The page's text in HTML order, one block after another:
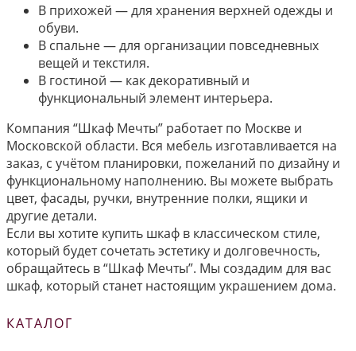
В прихожей — для хранения верхней одежды и
обуви.
В спальне — для организации повседневных
вещей и текстиля.
В гостиной — как декоративный и
функциональный элемент интерьера.
Компания “Шкаф Мечты” работает по Москве и
Московской области. Вся мебель изготавливается на
заказ, с учётом планировки, пожеланий по дизайну и
функциональному наполнению. Вы можете выбрать
цвет, фасады, ручки, внутренние полки, ящики и
другие детали.
Если вы хотите купить шкаф в классическом стиле,
который будет сочетать эстетику и долговечность,
обращайтесь в “Шкаф Мечты”. Мы создадим для вас
шкаф, который станет настоящим украшением дома.
КАТАЛОГ